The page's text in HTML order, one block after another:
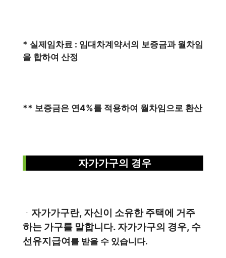
* 실제임차료 : 임대차계약서의 보증금과 월차임
을 합하여 산정
** 보증금은 연4%를 적용하여 월차임으로 환산
자가가구의 경우
ㆍ 자가가구란, 자신이 소유한 주택에 거주
하는 가구를 말합니다. 자가가구의 경우, 수
선유지급여 를 받을 수 있습니다.